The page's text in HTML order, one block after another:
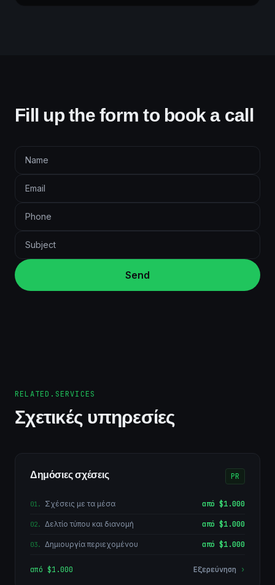
Fill up the form to book a call
Send
RELATED.SERVICES
Σχετικές υπηρεσίες
Δημόσιες σχέσεις PR
01. Σχέσεις με τα μέσα από $1.000
02. Δελτίο τύπου και διανομή από $1.000
03. Δημιουργία περιεχομένου από $1.000
από $1.000 Εξερεύνηση ›